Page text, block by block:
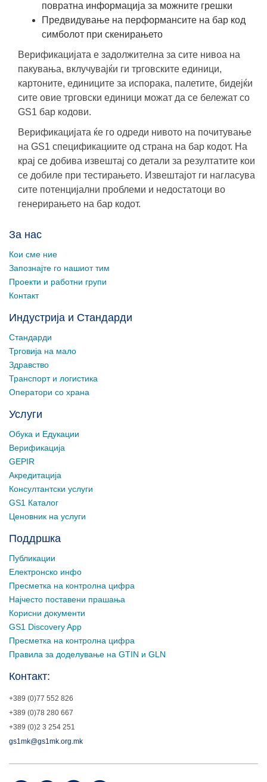
повратна информација за можните грешки
Предвидување на перформансите на бар код
симболот при скенирањето
Верификацијата е задолжителна за сите нивоа на
пакувања, вклучувајќи ги трговските единици,
картоните, единиците за испорака, палетите, бидејќи
сите овие трговски единици можат да се бележат со
GS1 бар кодови.
Верификацијата ќе го одреди нивото на почитување
на GS1 спецификациите од страна на бар кодот. На
крај се добива извештај со детали за резултатите кои
се добиле при тестирањето. Извештајот ги нагласува
сите потенцијални проблеми и недостатоци во
генерирањето на бар кодот.
За нас
Кои сме ние
Запознајте го нашиот тим
Проекти и работни групи
Контакт
Индустрија и Стандарди
Стандарди
Трговија на мало
Здравство
Транспорт и логистика
Оператори со храна
Услуги
Обука и Едукации
Верификација
GEPIR
Акредитација
Консултантски услуги
GS1 Каталог
Ценовник на услуги
Поддршка
Публикации
Електронско инфо
Пресметка на контролна цифра
Најчесто поставени прашања
Корисни документи
GS1 Discovery App
Пресметка на контролна цифра
Правила за доделување на GTIN и GLN
Контакт:
+389 (0)77 552 826
+389 (0)78 280 667
+389 (0)2 3 254 251
gs1mk@gs1mk.org.mk